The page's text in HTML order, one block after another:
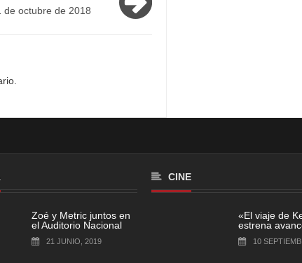
de octubre de 2018
Zoé y Metric juntos en
el Auditorio Nacional
21 JUNIO, 2019
CINE
«El viaje de
estrena
10